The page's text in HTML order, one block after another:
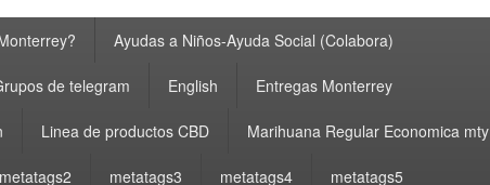
Ayudas a Niños-Ayuda Social (Colabora)
de telegram English Entregas Monterrey
Linea de productos CBD Marihuana Regular Economica mty
metatags2 metatags3 metatags4 metatags5